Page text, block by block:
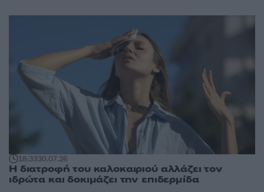
18:3330.07.26
Η διατροφή του καλοκαιριού αλλάζει τον
ιδρώτα και δοκιμάζει την επιδερμίδα